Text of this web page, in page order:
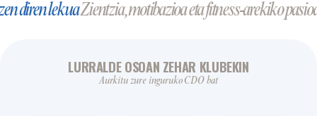
lekuaZientzia, motibazioa eta fitness-arekiko pasioa
LURRALDE OSOAN ZEHAR KLUBEKIN
Aurkitu zure inguruko CDO bat